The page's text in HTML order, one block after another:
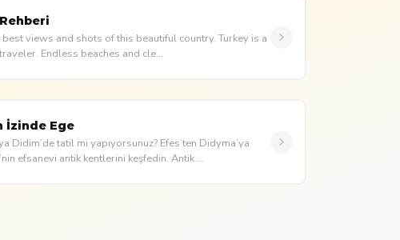
best views and shots of this beautiful country. Turkey is a
Endless beaches and cle...
İzinde Ege
Didim’de tatil mi yapıyorsunuz? Efes’ten Didyma’ya
efsanevi antik kentlerini keşfedin. Antik ...